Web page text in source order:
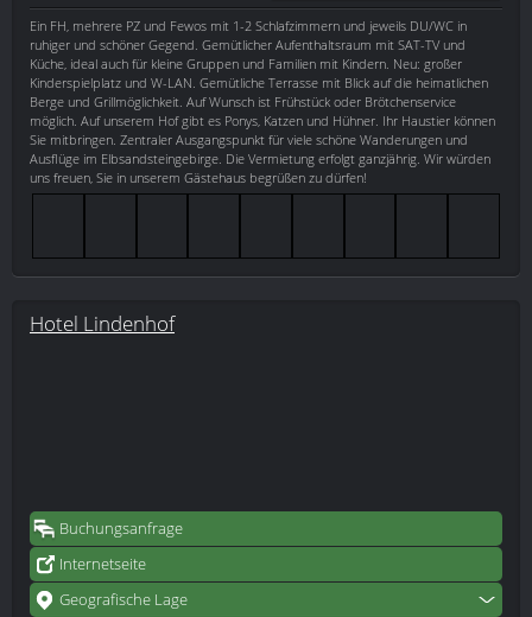
Ein FH, mehrere PZ und Fewos mit 1-2 Schlafzimmern und jeweils DU/WC in
ruhiger und schöner Gegend. Gemütlicher Aufenthaltsraum mit SAT-TV und
Küche, ideal auch für kleine Gruppen und Familien mit Kindern. Neu: großer
Kinderspielplatz und W-LAN. Gemütliche Terrasse mit Blick auf die heimatlichen
Berge und Grillmöglichkeit. Auf Wunsch ist Frühstück oder Brötchenservice
möglich. Auf unserem Hof gibt es Ponys, Katzen und Hühner. Ihr Haustier können
Sie mitbringen. Zentraler Ausgangspunkt für viele schöne Wanderungen und
Ausflüge im Elbsandsteingebirge. Die Vermietung erfolgt ganzjährig. Wir würden
uns freuen, Sie in unserem Gästehaus begrüßen zu dürfen!
Hotel Lindenhof
Buchungsanfrage
Internetseite
Geografische Lage